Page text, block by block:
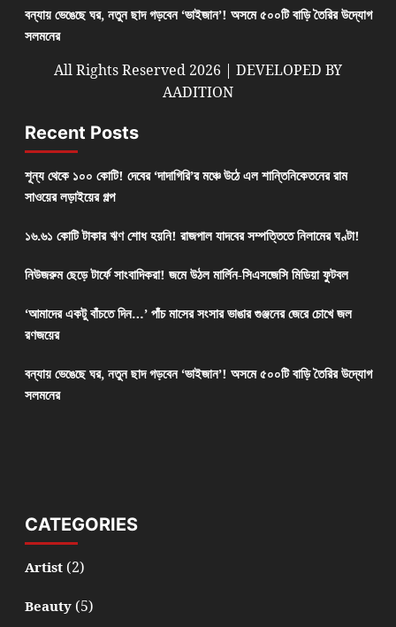
বন্যায় ভেঙেছে ঘর, নতুন ছাদ গড়বেন ‘ভাইজান’! অসমে ৫০০টি বাড়ি তৈরির উদ্যোগ
সলমনের
All Rights Reserved 2026 | DEVELOPED BY
AADITION
Recent Posts
শূন্য থেকে ১০০ কোটি! দেবের ‘দাদাগিরি’র মঞ্চে উঠে এল শান্তিনিকেতনের রাম
সাওয়ের লড়াইয়ের গল্প
১৬.৬১ কোটি টাকার ঋণ শোধ হয়নি! রাজপাল যাদবের সম্পত্তিতে নিলামের ঘণ্টা!
নিউজরুম ছেড়ে টার্ফে সাংবাদিকরা! জমে উঠল মার্লিন-সিএসজেসি মিডিয়া ফুটবল
‘আমাদের একটু বাঁচতে দিন…’ পাঁচ মাসের সংসার ভাঙার গুঞ্জনের জেরে চোখে জল
রণজয়ের
বন্যায় ভেঙেছে ঘর, নতুন ছাদ গড়বেন ‘ভাইজান’! অসমে ৫০০টি বাড়ি তৈরির উদ্যোগ
সলমনের
CATEGORIES
Artist(2)
Beauty(5)